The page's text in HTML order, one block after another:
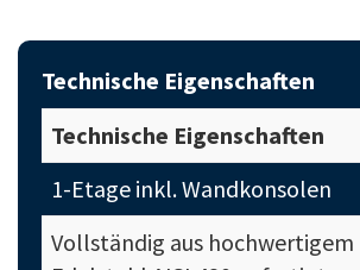
Technische Eigenschaften
Technische Eigenschaften
1-Etage inkl. Wandkonsolen
Vollständig aus hochwertigem